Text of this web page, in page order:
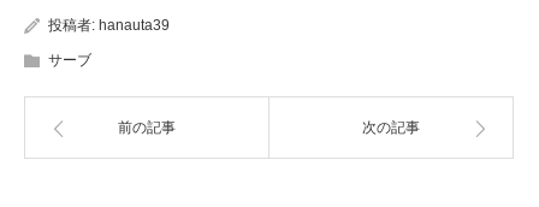
投稿者: hanauta39
サーブ
前の記事 次の記事